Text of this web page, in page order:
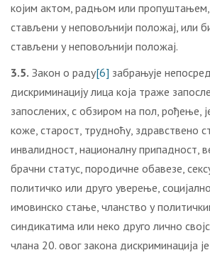
којим актом, радњом или пропуштањем,
стављени у неповољнији положај, или
стављени у неповољнији положај.
3.5. Закон о раду[6] забрањује
дискриминацију лица која траже
запослених, с обзиром на пол, рођење,
коже, старост, трудноћу, здравствено
инвалидност, националну припадност,
брачни статус, породичне обавезе,
политичко или друго уверење,
имовинско стање, чланство у
синдикатима или неко друго лично
члана 20. овог закона дискриминација